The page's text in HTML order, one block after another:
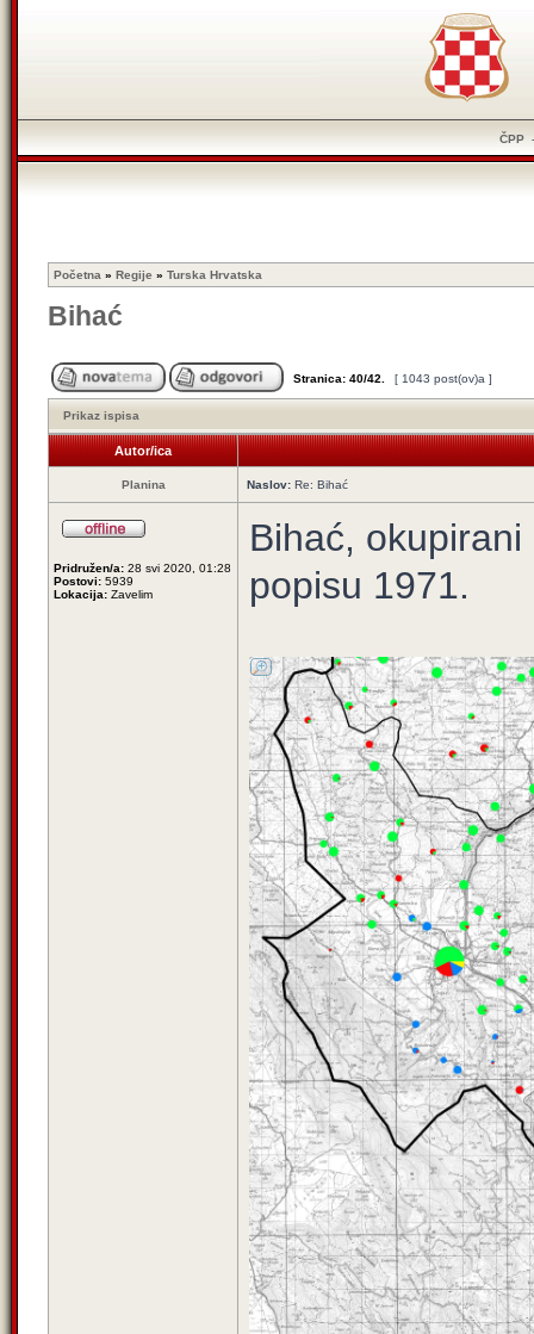
ČPP
Početna » Regije » Turska Hrvatska
Bihać
Stranica: 40/42 [ 1043 post(ov)a ]
Prikaz ispisa
Autor/ica
Planina Naslov: Re: Bihać
Pridružen/a: 28 svi 2020, 01:28
Postovi: 5939
Lokacija: Zavelim
Bihać,
popisu 1971.